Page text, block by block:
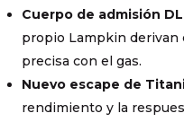
Cuerpo de admisión
propio Lampkin derivan
precisa con el gas.
Nuevo escape de
rendimiento y la